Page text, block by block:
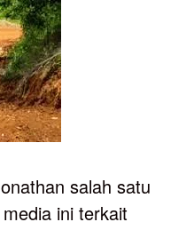
salah satu
ini terkait